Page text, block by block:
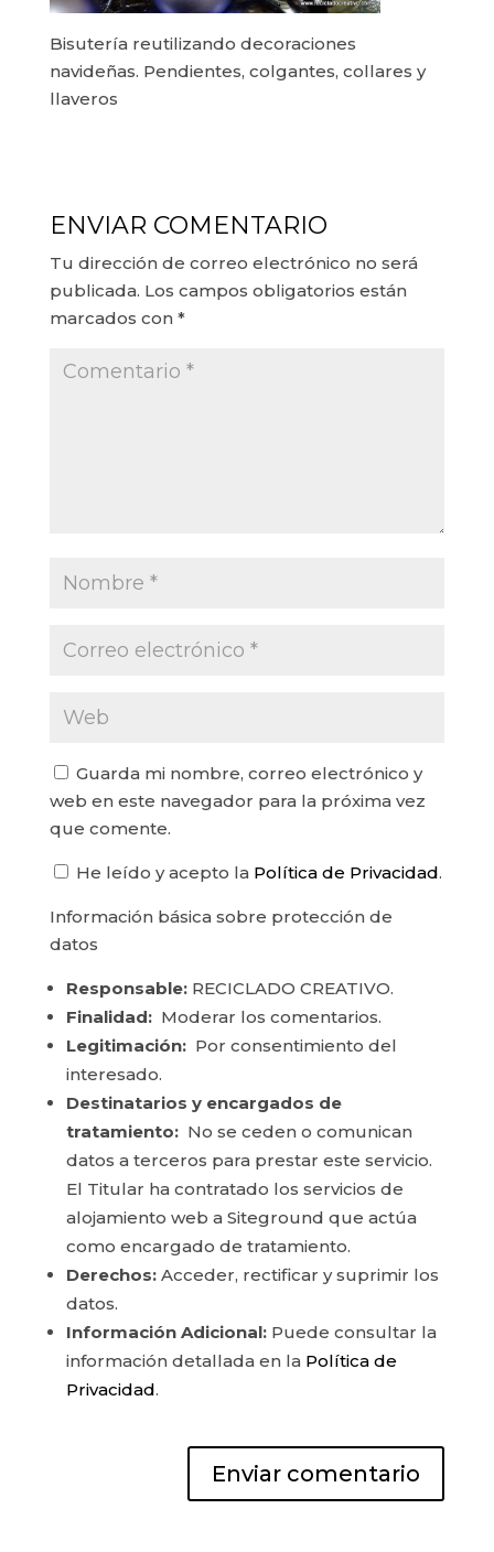
Bisutería reutilizando decoraciones
navideñas. Pendientes, colgantes, collares y
llaveros
ENVIAR COMENTARIO
Tu dirección de correo electrónico no será
publicada. Los campos obligatorios están
marcados con *
Guarda mi nombre, correo electrónico y
web en este navegador para la próxima vez
que comente.
He leído y acepto la Política de Privacidad.
Información básica sobre protección de
datos
Responsable:RECICLADO CREATIVO.
Finalidad:Moderar los comentarios.
Legitimación:Por consentimiento del
interesado.
Destinatarios y encargados de
tratamiento:No se ceden o comunican
datos a terceros para prestar este servicio.
El Titular ha contratado los servicios de
alojamiento web a Siteground que actúa
como encargado de tratamiento.
Derechos:Acceder, rectificar y suprimir los
datos.
Información Adicional:Puede consultar la
información detallada en la Política de
Privacidad.